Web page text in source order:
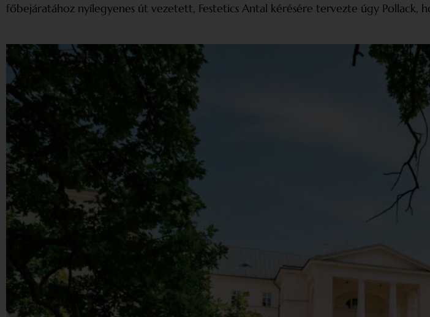
főbejáratához nyílegyenes út vezetett, Festetics Antal kérésére tervezte úgy Pollack,